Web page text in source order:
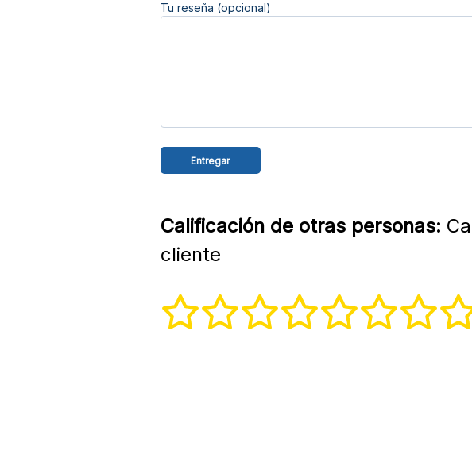
Tu reseña (opcional)
Calificación de otras personas:
cliente